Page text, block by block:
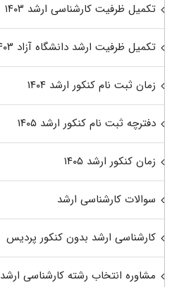
تکمیل ظرفیت کارشناسی ارشد ۱۴۰۳
تکمیل ظرفیت ارشد دانشگاه آزاد ۱۴۰۳
زمان ثبت نام کنکور ارشد ۱۴۰۴
دفترچه ثبت نام کنکور ارشد ۱۴۰۵
زمان کنکور ارشد ۱۴۰۵
سوالات کارشناسی ارشد
کارشناسی ارشد بدون کنکور پردیس
مشاوره انتخاب رشته کارشناسی ارشد